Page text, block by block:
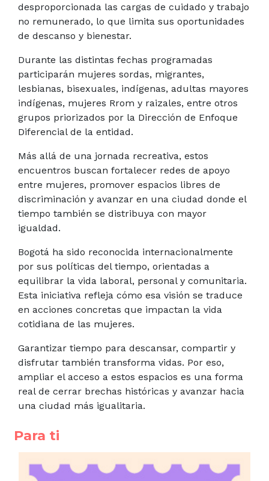
desproporcionada las cargas de cuidado y trabajo
no remunerado, lo que limita sus oportunidades
de descanso y bienestar.
Durante las distintas fechas programadas
participarán mujeres sordas, migrantes,
lesbianas, bisexuales, indígenas, adultas mayores
indígenas, mujeres Rrom y raizales, entre otros
grupos priorizados por la Dirección de Enfoque
Diferencial de la entidad.
Más allá de una jornada recreativa, estos
encuentros buscan fortalecer redes de apoyo
entre mujeres, promover espacios libres de
discriminación y avanzar en una ciudad donde el
tiempo también se distribuya con mayor
igualdad.
Bogotá ha sido reconocida internacionalmente
por sus políticas del tiempo, orientadas a
equilibrar la vida laboral, personal y comunitaria.
Esta iniciativa refleja cómo esa visión se traduce
en acciones concretas que impactan la vida
cotidiana de las mujeres.
Garantizar tiempo para descansar, compartir y
disfrutar también transforma vidas. Por eso,
ampliar el acceso a estos espacios es una forma
real de cerrar brechas históricas y avanzar hacia
una ciudad más igualitaria.
Para ti